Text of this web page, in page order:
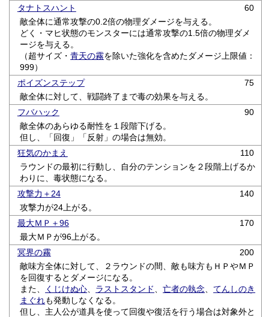
タナトスハント
60
敵全体に通常攻撃の0.2倍の物理ダメージを与える。
どく・マヒ状態のモンスターには通常攻撃の1.5倍の物理ダメ
ージを与える。
（超サイズ・青天の霧を除いた強化を含めたダメージ上限値：
999）
ポイズンステップ
75
敵全体に対して、戦闘終了まで毒の効果を与える。
フバハック
90
敵全体のあらゆる耐性を１段階下げる。
但し、「回復」「反射」の場合は無効。
狂気のかまえ
110
ラウンドの最初に行動し、自分のテンションを２段階上げるか
わりに、毒状態になる。
攻撃力＋24
140
攻撃力が24上がる。
最大ＭＰ＋96
170
最大ＭＰが96上がる。
冥界の霧
200
敵味方全体に対して、２ラウンドの間、敵も味方もＨＰやＭＰ
を回復するとダメージになる。
また、
くじけぬ心 ラストスタンド 、亡者の執念 、てんしのき
まぐれも発動しなくなる。
但し、主人公が道具を使って回復や復活を行う場合は対象外と